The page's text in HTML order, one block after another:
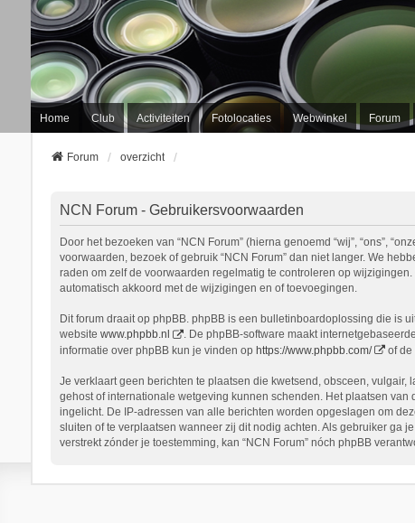
Home Club Activiteiten Fotolocaties Webwinkel Forum
Forum overzicht
NCN Forum - Gebruikersvoorwaarden
Door het bezoeken van “NCN Forum” (hierna genoemd “wij”, “ons”,
voorwaarden, bezoek of gebruik “NCN Forum” dan niet langer. We
raden om zelf de voorwaarden regelmatig te controleren op
automatisch akkoord met de wijzigingen en of toevoegingen.
Dit forum draait op phpBB. phpBB is een bulletinboardoplossing die is
website www.phpbb.nl
. De phpBB-software maakt
informatie over phpBB kun je vinden op https://www.phpbb.com/ of de
Je verklaart geen berichten te plaatsen die kwetsend, obsceen,
gehost of internationale wetgeving kunnen schenden. Het plaatsen
ingelicht. De IP-adressen van alle berichten worden opgeslagen om
sluiten of te verplaatsen wanneer zij dit nodig achten. Als gebruiker ga
verstrekt zónder je toestemming, kan “NCN Forum” nóch phpBB